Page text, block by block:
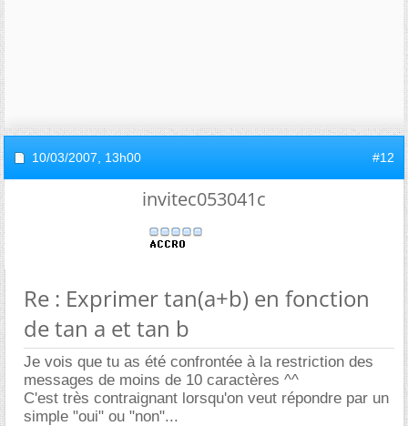
10/03/2007, 13h00 #12
invitec053041c
Re : Exprimer tan(a+b) en fonction
de tan a et tan b
Je vois que tu as été confrontée à la restriction des
messages de moins de 10 caractères ^^
C'est très contraignant lorsqu'on veut répondre par un
simple "oui" ou "non"...